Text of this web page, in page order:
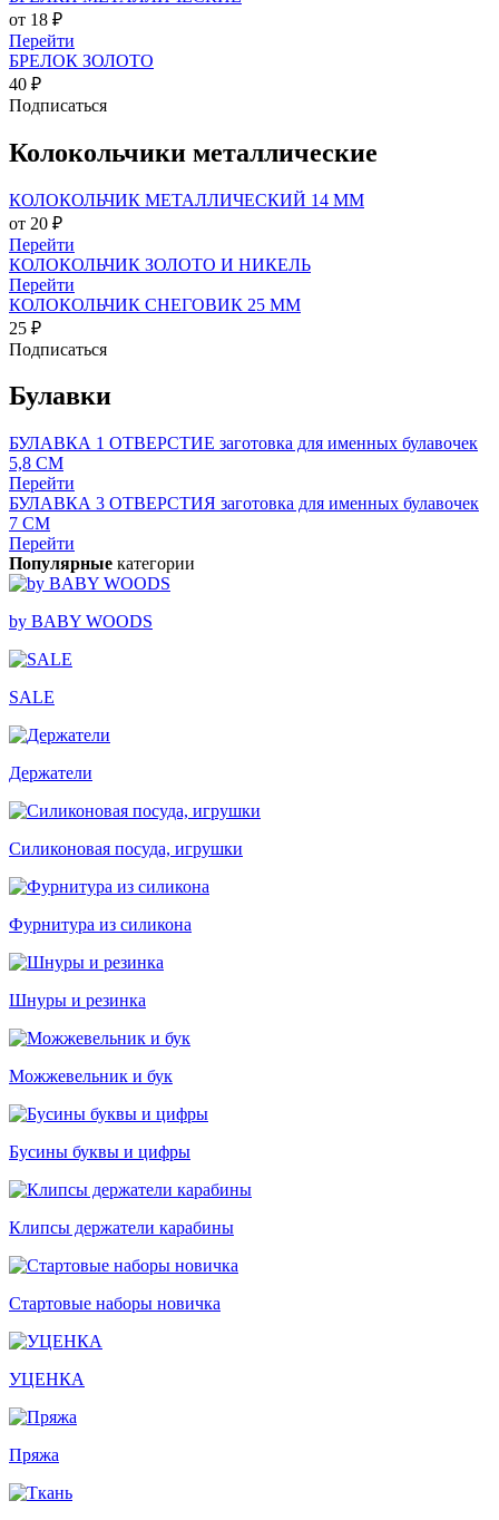
от 18 ₽
Перейти
БРЕЛОК ЗОЛОТО
40 ₽
Подписаться
Колокольчики металлические
КОЛОКОЛЬЧИК МЕТАЛЛИЧЕСКИЙ 14 ММ
от 20 ₽
Перейти
КОЛОКОЛЬЧИК ЗОЛОТО И НИКЕЛЬ
Перейти
КОЛОКОЛЬЧИК СНЕГОВИК 25 MM
25 ₽
Подписаться
Булавки
БУЛАВКА 1 ОТВЕРСТИЕ заготовка для именных булавочек
5,8 СМ
Перейти
БУЛАВКА 3 ОТВЕРСТИЯ заготовка для именных булавочек
7 СМ
Перейти
Популярные категории
by BABY WOODS
SALE
Держатели
Силиконовая посуда, игрушки
Фурнитура из силикона
Шнуры и резинка
Можжевельник и бук
Бусины буквы и цифры
Клипсы держатели карабины
Стартовые наборы новичка
УЦЕНКА
Пряжа